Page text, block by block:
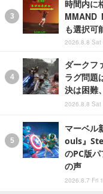
時間内に
MMAND
も選択可
2026.8.8 Sat
ダークフ
ラグ問題
決は困難
2026.8.8 Sat
マーベル
ouls』
のPC版
の声
2026.8.7 Fri